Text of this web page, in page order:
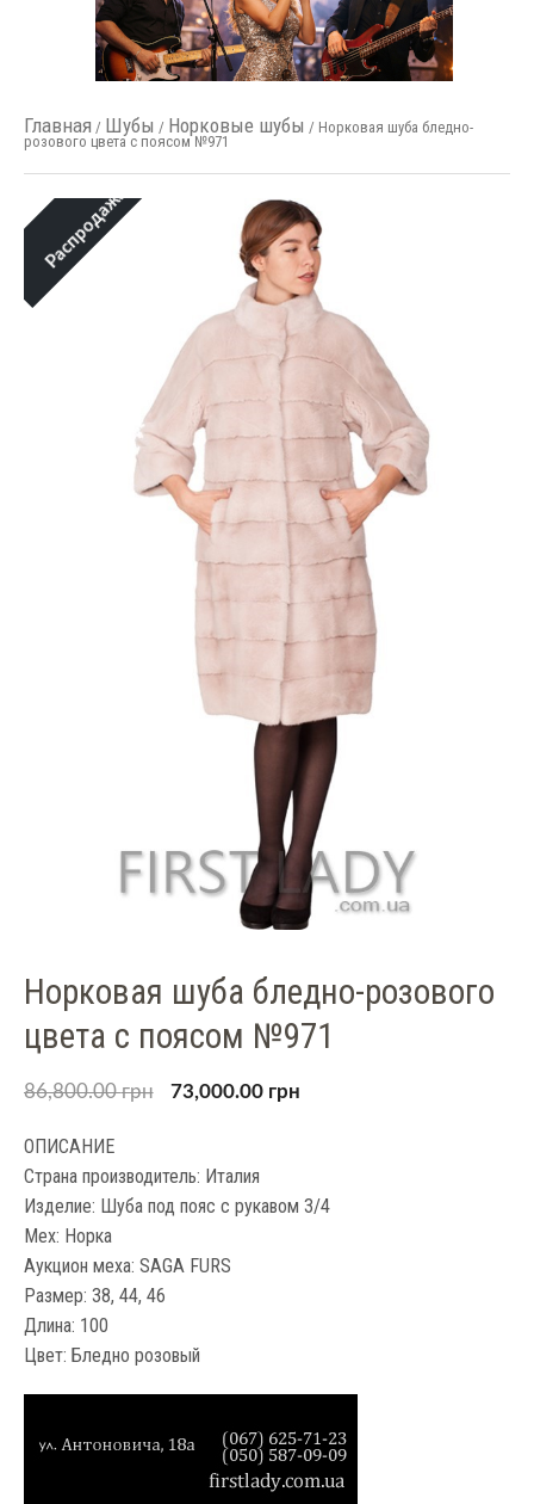
Главная / Шубы / Норковые шубы / Норковая шуба бледно-
розового цвета с поясом №971
Распродажа!
Норковая шуба бледно-розового
цвета с поясом №971
86,800.00грн 73,000.00 грн
ОПИСАНИЕ
Страна производитель: Италия
Изделие: Шуба под пояс с рукавом 3/4
Мех: Норка
Аукцион меха: SAGA FURS
Размер: 38, 44, 46
Длина: 100
Цвет: Бледно розовый